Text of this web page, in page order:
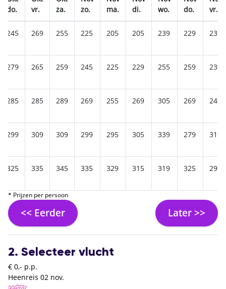
do.
vr.
za.
zo.
ma.
di.
wo.
do.
vr.
245 269 255 225 205 205 239 229 239
279 265 259 245 225 229 255 259 239
285 285 289 269 255 269 305 269 249
299 309 309 299 295 305 339 279 319
325 335 345 335 329 315 319 325 299
* Prijzen per persoon
<< Eerder Later >>
2. Selecteer vlucht
€ 0,- p.p.
Heenreis 02 nov.